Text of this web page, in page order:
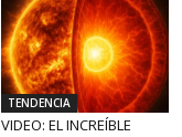
TENDENCIA
VIDEO: EL INCREÍBLE